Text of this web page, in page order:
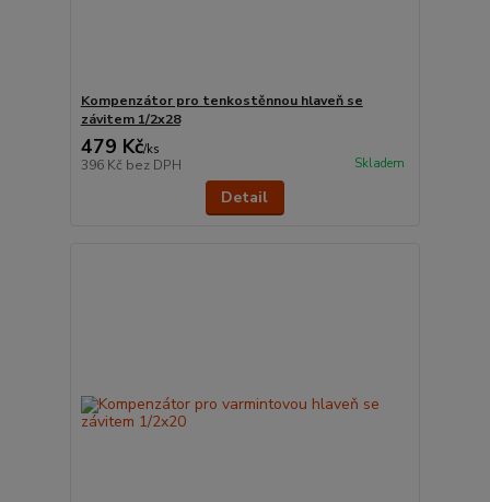
Kompenzátor pro tenkostěnnou hlaveň se
závitem 1/2x28
479 Kč/ks
396 Kč bez DPH Skladem
Detail